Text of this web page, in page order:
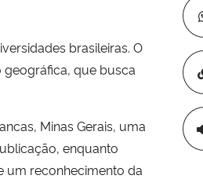
brasileiras. O
geográfica, que busca
Minas Gerais, uma
enquanto
um reconhecimento da